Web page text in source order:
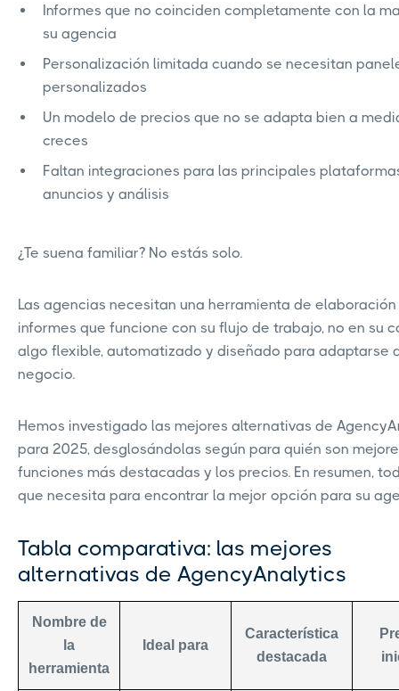
Informes que no coinciden completamente con la
su agencia
Personalización limitada cuando se necesitan
personalizados
Un modelo de precios que no se adapta bien a
creces
Faltan integraciones para las principales
anuncios y análisis
¿Te suena familiar? No estás solo.
Las agencias necesitan una herramienta de
informes que funcione con su flujo de trabajo, no en su
algo flexible, automatizado y diseñado para adaptarse
negocio.
Hemos investigado las mejores alternativas de
para 2025, desglosándolas según para quién son
funciones más destacadas y los precios. En resumen,
que necesita para encontrar la mejor opción para su
Tabla comparativa: las mejores
alternativas de AgencyAnalytics
Nombre de
la
herramienta
Ideal para
Característica
destacada